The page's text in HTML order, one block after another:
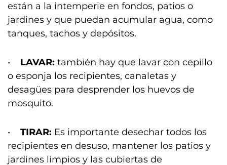
están a la intemperie en fondos, patios o
jardines y que puedan acumular agua, como
tanques, tachos y depósitos.
• LAVAR: también hay que lavar con cepillo
o esponja los recipientes, canaletas y
desagües para desprender los huevos de
mosquito.
• TIRAR: Es importante desechar todos los
recipientes en desuso, mantener los patios y
jardines limpios y las cubiertas de